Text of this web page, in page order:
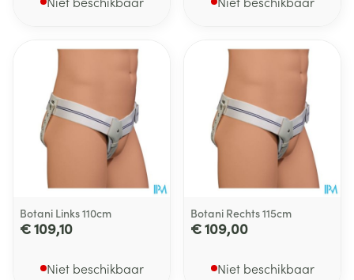
Botani Links 110cm
€ 109,10
Niet beschikbaar
Botani Rechts 115cm
€ 109,00
Niet beschikbaar